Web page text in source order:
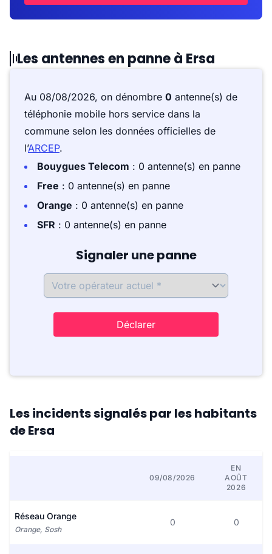
Les antennes en panne à Ersa
Au 08/08/2026, on dénombre 0 antenne(s) de
téléphonie mobile hors service dans la
commune selon les données officielles de
l’ARCEP.
Bouygues Telecom : 0 antenne(s) en panne
Free : 0 antenne(s) en panne
Orange : 0 antenne(s) en panne
SFR : 0 antenne(s) en panne
Signaler une panne
Déclarer
Les incidents signalés par les habitants
de Ersa
09/08/2026
EN
AOÛT
2026
Réseau Orange
Orange, Sosh
0 0